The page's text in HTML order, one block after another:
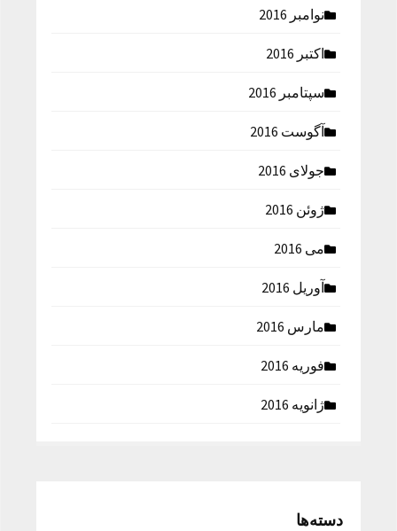
نوامبر 2016
اکتبر 2016
سپتامبر 2016
آگوست 2016
جولای 2016
ژوئن 2016
می 2016
آوریل 2016
مارس 2016
فوریه 2016
ژانویه 2016
دسته‌ها